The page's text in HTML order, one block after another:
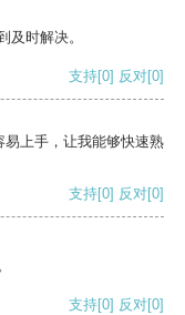
及时解决。
支持[0] 反对[0]
上手，让我能够快速熟
支持[0] 反对[0]
支持[0] 反对[0]